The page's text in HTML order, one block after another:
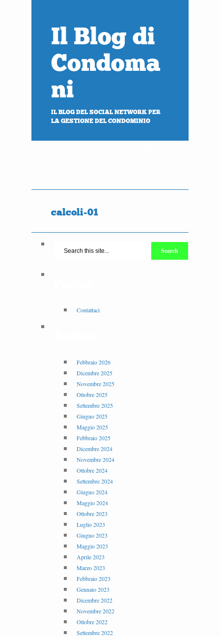
Il Blog di
Condoma
ni
IL BLOG DEL SOCIAL NETWORK PER
LA GESTIONE DEL CONDOMINIO
calcoli-01
Contattaci
Febbraio 2026
Dicembre 2025
Novembre 2025
Ottobre 2025
Settembre 2025
Giugno 2025
Maggio 2025
Febbraio 2025
Dicembre 2024
Novembre 2024
Ottobre 2024
Settembre 2024
Giugno 2024
Maggio 2024
Ottobre 2023
Luglio 2023
Giugno 2023
Maggio 2023
Aprile 2023
Marzo 2023
Febbraio 2023
Gennaio 2023
Dicembre 2022
Novembre 2022
Ottobre 2022
Settembre 2022